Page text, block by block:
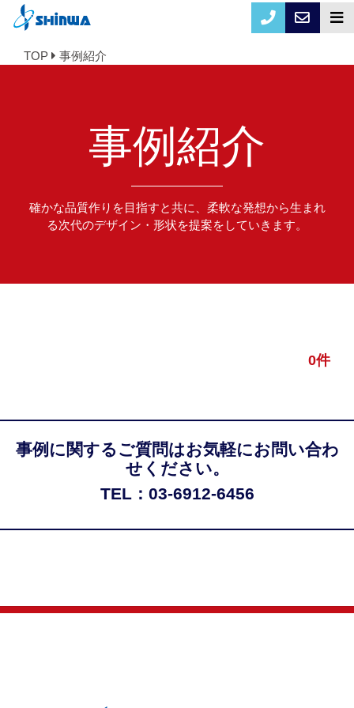
TOP 事例紹介
事例紹介
確かな品質作りを目指すと共に、柔軟な発想から生まれ
る次代のデザイン・形状を提案をしていきます。
0件
事例に関するご質問はお気軽にお問い合わ
せください。
TEL：03-6912-6456